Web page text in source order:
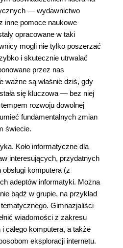
— wydawnictwo
inne pomoce naukowe
opracowane w taki
mogli nie tylko poszerzać
i skutecznie utrwalać
przez nas
ważne są właśnie dziś, gdy
się kluczowa — bez niej
rozwoju dowolnej
fundamentalnych zmian
świecie.
Koło informatyczne dla
interesujących, przydatnych
komputera (z
adeptów informatyki. Można
bądź w grupie, na przykład
Gimnazjaliści
wiadomości z zakresu
całego komputera, a także
eksploracji internetu.